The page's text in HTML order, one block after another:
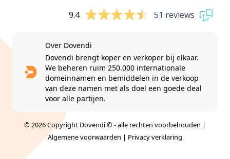
9.4 51 reviews
Over Dovendi
Dovendi brengt koper en verkoper bij elkaar.
We beheren ruim 250.000 internationale
domeinnamen en bemiddelen in de verkoop
van deze namen met als doel een goede deal
voor alle partijen.
© 2026 Copyright Dovendi © - alle rechten voorbehouden |
Algemene voorwaarden | Privacy verklaring